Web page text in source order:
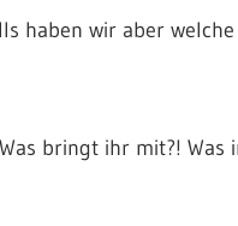
haben wir aber
bringt ihr mit?! Was